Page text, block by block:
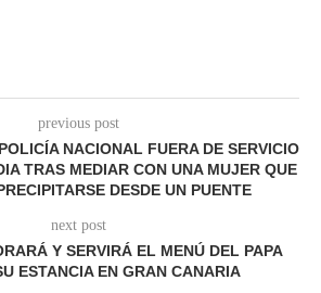
previous post
NACIONAL FUERA DE SERVICIO
TRAS MEDIAR CON UNA MUJER QUE
DESDE UN PUENTE
next post
Y SERVIRÁ EL MENÚ DEL PAPA
ESTANCIA EN GRAN CANARIA